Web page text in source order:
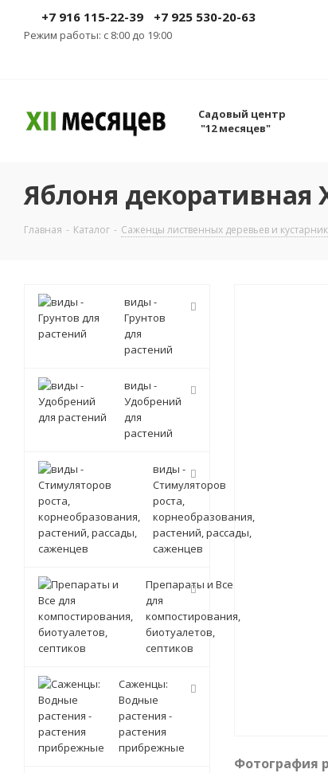
+7 916 115-22-39 +7 925 530-20-63
Режим работы: с 8:00 до 19:00
Садовый центр
"12 месяцев"
Яблоня декоративная
Главная - Каталог - Саженцы лиственных деревьев и
Фотография
виды -
Грунтов
для
растений
виды -
Удобрений
для
растений
виды -
Стимуляторов
роста,
корнеобразования,
растений, рассады,
саженцев
Препараты и Все
для
компостирования,
биотуалетов,
септиков
Саженцы:
Водные
растения -
растения
прибрежные